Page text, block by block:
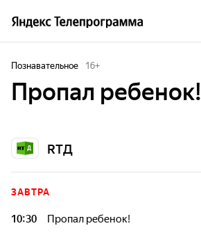
Познавательное 16+
Пропал ребенок!
RTД
ЗАВТРА
10:30 Пропал ребенок!